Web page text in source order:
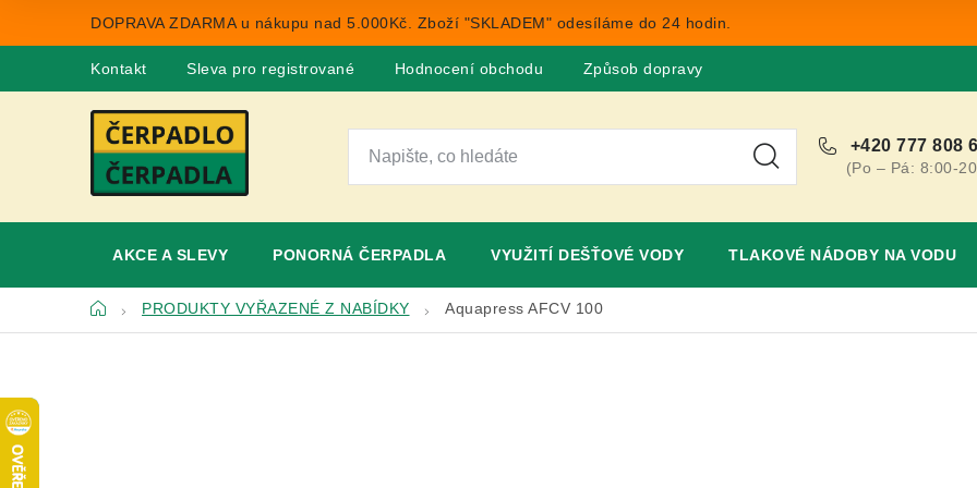
DOPRAVA ZDARMA u nákupu nad 5.000Kč. Zboží "SKLADEM" odesíláme do 24 hodin.
Kontakt Sleva pro registrované Hodnocení obchodu Způsob dopravy
+420 777 808
(Po – Pá: 8:00-
AKCE A SLEVY PONORNÁ ČERPADLA VYUŽITÍ DEŠŤOVÉ VODY TLAKOVÉ NÁDOBY NA VODU
DomůPRODUKTY VYŘAZENÉ Z NABÍDKY Aquapress AFCV 100